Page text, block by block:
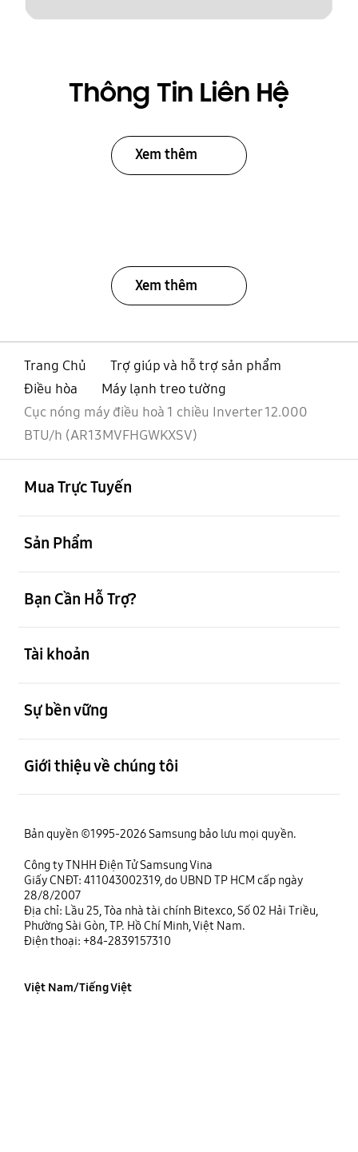
Thông Tin Liên Hệ
Xem thêm
Xem thêm
Trang Chủ
Trợ giúp và hỗ trợ sản phẩm
Điều hòa
Máy lạnh treo tường
Cục nóng máy điều hoà 1 chiều Inverter 12.000
BTU/h (AR13MVFHGWKXSV)
Mua Trực Tuyến
Sản Phẩm
Bạn Cần Hỗ Trợ?
Tài khoản
Sự bền vững
Giới thiệu về chúng tôi
Bản quyền ©1995-2026 Samsung bảo lưu mọi quyền.
Công ty TNHH Điện Tử Samsung Vina
Giấy CNĐT: 411043002319, do UBND TP HCM cấp ngày
28/8/2007
Địa chỉ: Lầu 25, Tòa nhà tài chính Bitexco, Số 02 Hải Triều,
Phường Sài Gòn, TP. Hồ Chí Minh, Việt Nam.
Điện thoại: +84-2839157310
Việt Nam/Tiếng Việt